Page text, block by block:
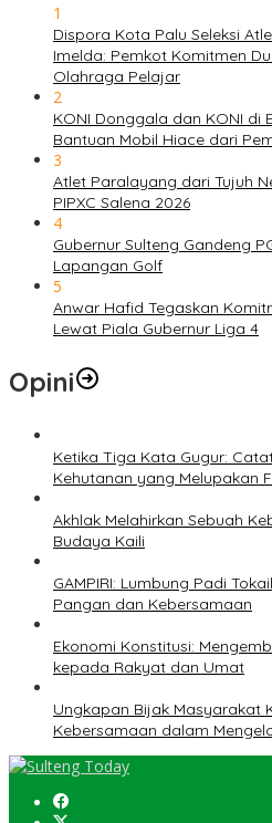
1
Dispora Kota Palu Seleksi
Imelda: Pemkot Komitmen
Olahraga Pelajar
2
KONI Donggala dan KONI di
Bantuan Mobil Hiace dari
3
Atlet Paralayang dari Tujuh
PIPXC Salena 2026
4
Gubernur Sulteng Gandeng
Lapangan Golf
5
Anwar Hafid Tegaskan
Lewat Piala Gubernur Liga 4
Opini
Ketika Tiga Kata Gugur:
Kehutanan yang Melupakan
Akhlak Melahirkan Sebuah
Budaya Kaili
GAMPIRI: Lumbung Padi
Pangan dan Kebersamaan
Ekonomi Konstitusi:
kepada Rakyat dan Umat
Ungkapan Bijak Masyarakat
Kebersamaan dalam